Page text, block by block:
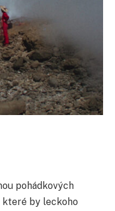
pohádkových
které by leckoho